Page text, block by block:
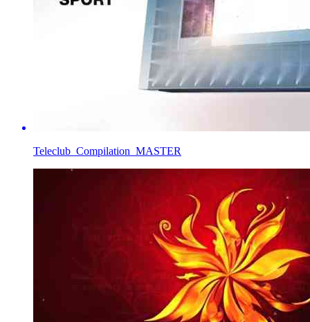
Teleclub_Compilation_MASTER